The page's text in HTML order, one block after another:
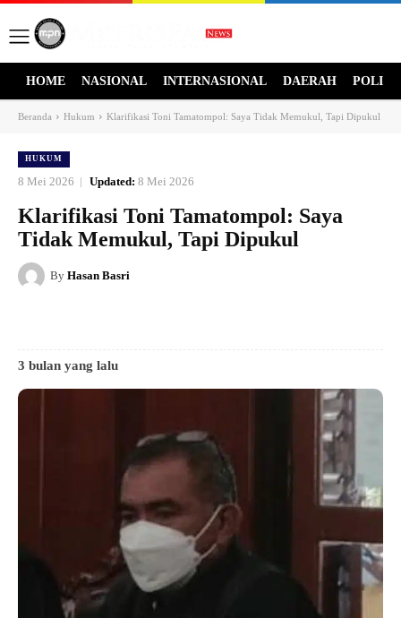
HOME NASIONAL INTERNASIONAL DAERAH
Beranda Hukum Klarifikasi Toni Tamatompol: Saya Tidak Memukul, Tapi Dipukul
HUKUM
8 Mei 2026 Updated: 8 Mei 2026
Klarifikasi Toni Tamatompol: Saya
Tidak Memukul, Tapi Dipukul
By Hasan Basri
3 bulan yang lalu